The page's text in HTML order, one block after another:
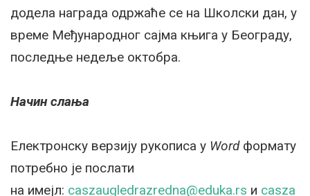
додела награда одржаће се на Школски дан, у
време Међународног сајма књига у Београду,
последње недеље октобра.
Начин слања
Електронску верзију рукописа у Wordформату
потребно је послати
на имејл: caszaugledrazredna@eduka.rs и casza